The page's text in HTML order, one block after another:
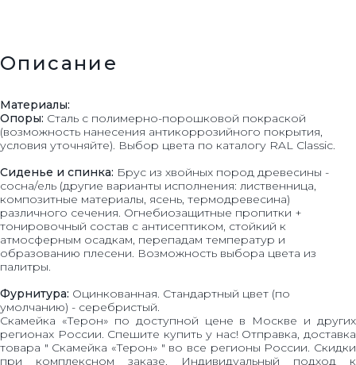
Описание
Материалы:
Опоры: Сталь с полимерно-порошковой покраской
(возможность нанесения антикоррозийного покрытия,
условия уточняйте). Выбор цвета по каталогу RAL Classic.
Сиденье и спинка: Брус из хвойных пород древесины -
сосна/ель (другие варианты исполнения: лиственница,
композитные материалы, ясень, термодревесина)
различного сечения. Огнебиозащитные пропитки +
тонировочный состав с антисептиком, стойкий к
атмосферным осадкам, перепадам температур и
образованию плесени. Возможность выбора цвета из
палитры.
Фурнитура: Оцинкованная. Стандартный цвет (по
умолчанию) - серебристый.
Скамейка «Терон» по доступной цене в Москве и других
регионах России. Спешите купить у нас! Отправка, доставка
товара " Скамейка «Терон» " во все регионы России. Скидки
при комплексном заказе. Индивидуальный подход к